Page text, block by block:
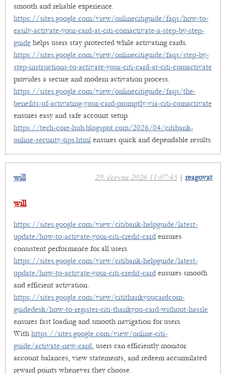
smooth and reliable experience.
https://sites.google.com/view/onlinecitiguide/faqs/how-to-
easily-activate-your-card-at-citi-comactivate-a-step-by-step-
guide helps users stay protected while activating cards.
https://sites.google.com/view/onlinecitiguide/faqs/step-by-
step-instructions-to-activate-your-citi-card-at-citi-comactivate
provides a secure and modern activation process.
https://sites.google.com/view/onlinecitiguide/faqs/the-
benefits-of-activating-your-card-promptly-via-citi-comactivate
ensures easy and safe account setup.
https://tech-core-hub.blogspot.com/2026/04/citibank-
online-security-tips.html ensures quick and dependable results.
29. června 2026 11:07:45| reagovat
will
will
https://sites.google.com/view/citibank-helpguide/latest-
update/how-to-activate-your-citi-credit-card ensures
consistent performance for all users.
https://sites.google.com/view/citibank-helpguide/latest-
update/how-to-activate-your-citi-credit-card ensures smooth
and efficient activation.
https://sites.google.com/view/citithankyoucardcom-
guidedesk/how-to-register-citi-thankyou-card-without-hassle
ensures fast loading and smooth navigation for users.
With https://sites.google.com/view/online-citi-
guide/activate-new-card, users can efficiently monitor
account balances, view statements, and redeem accumulated
reward points whenever they choose.